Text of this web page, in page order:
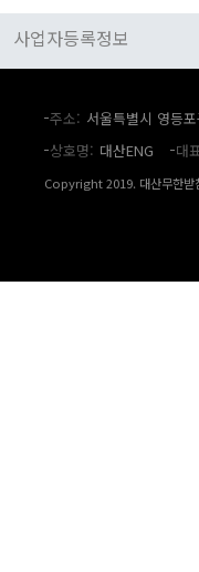
사업자등록정보
주소 서울특별시 영등
상호명 대산ENG 대
Copyright 2019. 대산무한